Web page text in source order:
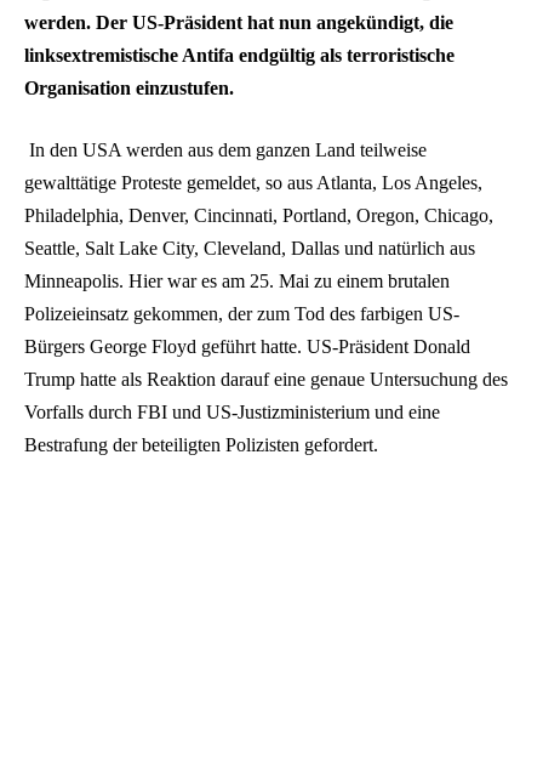
werden. Der US-Präsident hat nun angekündigt, die
linksextremistische Antifa endgültig als terroristische
Organisation einzustufen.
In den USA werden aus dem ganzen Land teilweise
gewalttätige Proteste gemeldet, so aus Atlanta, Los Angeles,
Philadelphia, Denver, Cincinnati, Portland, Oregon, Chicago,
Seattle, Salt Lake City, Cleveland, Dallas und natürlich aus
Minneapolis. Hier war es am 25. Mai zu einem brutalen
Polizeieinsatz gekommen, der zum Tod des farbigen US-
Bürgers George Floyd geführt hatte. US-Präsident Donald
Trump hatte als Reaktion darauf eine genaue Untersuchung des
Vorfalls durch FBI und US-Justizministerium und eine
Bestrafung der beteiligten Polizisten gefordert.